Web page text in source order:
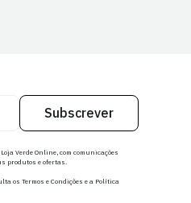
Subscrever
Verde Online, com comunicações
produtos e ofertas.
os Termos e Condições e a Política